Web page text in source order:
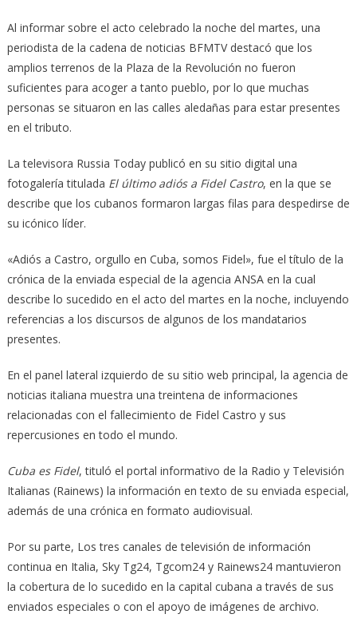
Al informar sobre el acto celebrado la noche del martes, una
periodista de la cadena de noticias BFMTV destacó que los
amplios terrenos de la Plaza de la Revolución no fueron
suficientes para acoger a tanto pueblo, por lo que muchas
personas se situaron en las calles aledañas para estar presentes
en el tributo.
La televisora Russia Today publicó en su sitio digital una
fotogalería titulada El último adiós a Fidel Castro, en la que se
describe que los cubanos formaron largas filas para despedirse de
su icónico líder.
«Adiós a Castro, orgullo en Cuba, so­mos Fidel», fue el título de la
crónica de la enviada especial de la agencia ANSA en la cual
describe lo sucedido en el acto del martes en la noche, incluyendo
referencias a los discursos de algunos de los mandatarios
presentes.
En el panel lateral izquierdo de su sitio web principal, la agencia de
noticias italiana muestra una treintena de informaciones
relacionadas con el fallecimiento de Fidel Castro y sus
repercusiones en todo el mundo.
Cu­ba es Fidel, tituló el portal informativo de la Radio y Televisión
Italianas (Rainews) la información en texto de su enviada especial,
además de una crónica en formato audiovisual.
Por su parte, Los tres canales de televisión de información
continua en Italia, Sky Tg24, Tgcom24 y Rainews24 mantuvieron
la cobertura de lo sucedido en la capital cubana a través de sus
enviados especiales o con el apoyo de imágenes de archivo.